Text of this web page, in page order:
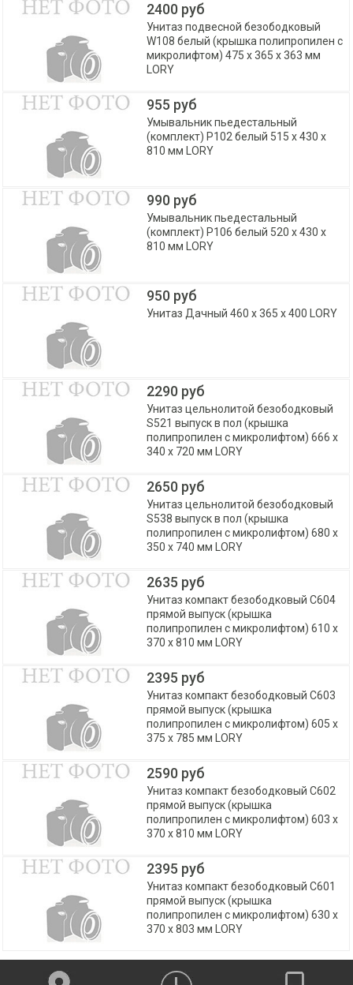
2400 руб
Унитаз подвесной безободковый
W108 белый (крышка полипропилен с
микролифтом) 475 х 365 х 363 мм
LORY
955 руб
Умывальник пьедестальный
(комплект) P102 белый 515 x 430 х
810 мм LORY
990 руб
Умывальник пьедестальный
(комплект) P106 белый 520 x 430 х
810 мм LORY
950 руб
Унитаз Дачный 460 х 365 х 400 LORY
2290 руб
Унитаз цельнолитой безободковый
S521 выпуск в пол (крышка
полипропилен с микролифтом) 666 х
340 х 720 мм LORY
2650 руб
Унитаз цельнолитой безободковый
S538 выпуск в пол (крышка
полипропилен с микролифтом) 680 х
350 х 740 мм LORY
2635 руб
Унитаз компакт безободковый С604
прямой выпуск (крышка
полипропилен с микролифтом) 610 х
370 х 810 мм LORY
2395 руб
Унитаз компакт безободковый С603
прямой выпуск (крышка
полипропилен с микролифтом) 605 х
375 х 785 мм LORY
2590 руб
Унитаз компакт безободковый С602
прямой выпуск (крышка
полипропилен с микролифтом) 603 х
370 х 810 мм LORY
2395 руб
Унитаз компакт безободковый С601
прямой выпуск (крышка
полипропилен с микролифтом) 630 х
370 х 803 мм LORY